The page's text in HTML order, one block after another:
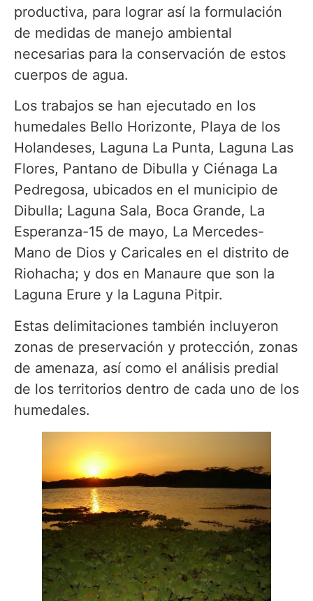
productiva, para lograr así la formulación
de medidas de manejo ambiental
necesarias para la conservación de estos
cuerpos de agua.
Los trabajos se han ejecutado en los
humedales Bello Horizonte, Playa de los
Holandeses, Laguna La Punta, Laguna Las
Flores, Pantano de Dibulla y Ciénaga La
Pedregosa, ubicados en el municipio de
Dibulla; Laguna Sala, Boca Grande, La
Esperanza-15 de mayo, La Mercedes-
Mano de Dios y Caricales en el distrito de
Riohacha; y dos en Manaure que son la
Laguna Erure y la Laguna Pitpir.
Estas delimitaciones también incluyeron
zonas de preservación y protección, zonas
de amenaza, así como el análisis predial
de los territorios dentro de cada uno de los
humedales.